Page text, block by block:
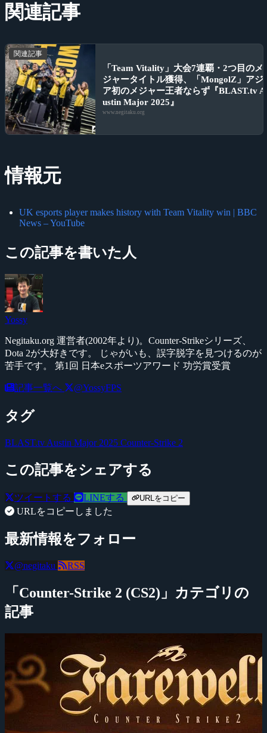
関連記事
関連記事
「Team Vitality」大会7連覇・2つ目のメ
ジャータイトル獲得、「MongolZ」アジ
ア初のメジャー王者ならず『BLAST.tv A
ustin Major 2025』
www.negitaku.org
情報元
UK esports player makes history with Team Vitality win | BBC
News – YouTube
この記事を書いた人
Yossy
Negitaku.org 運営者(2002年より)。Counter-Strikeシリーズ、
Dota 2が大好きです。 じゃがいも、誤字脱字を見つけるのが
苦手です。 第1回 日本eスポーツアワード 功労賞受賞
記事一覧へ @YossyFPS
タグ
BLAST.tv Austin Major 2025 Counter-Strike 2
この記事をシェアする
ツイートする LINEする URLをコピー
URLをコピーしました
最新情報をフォロー
@negitaku RSS
「Counter-Strike 2 (CS2)」カテゴリの
記事